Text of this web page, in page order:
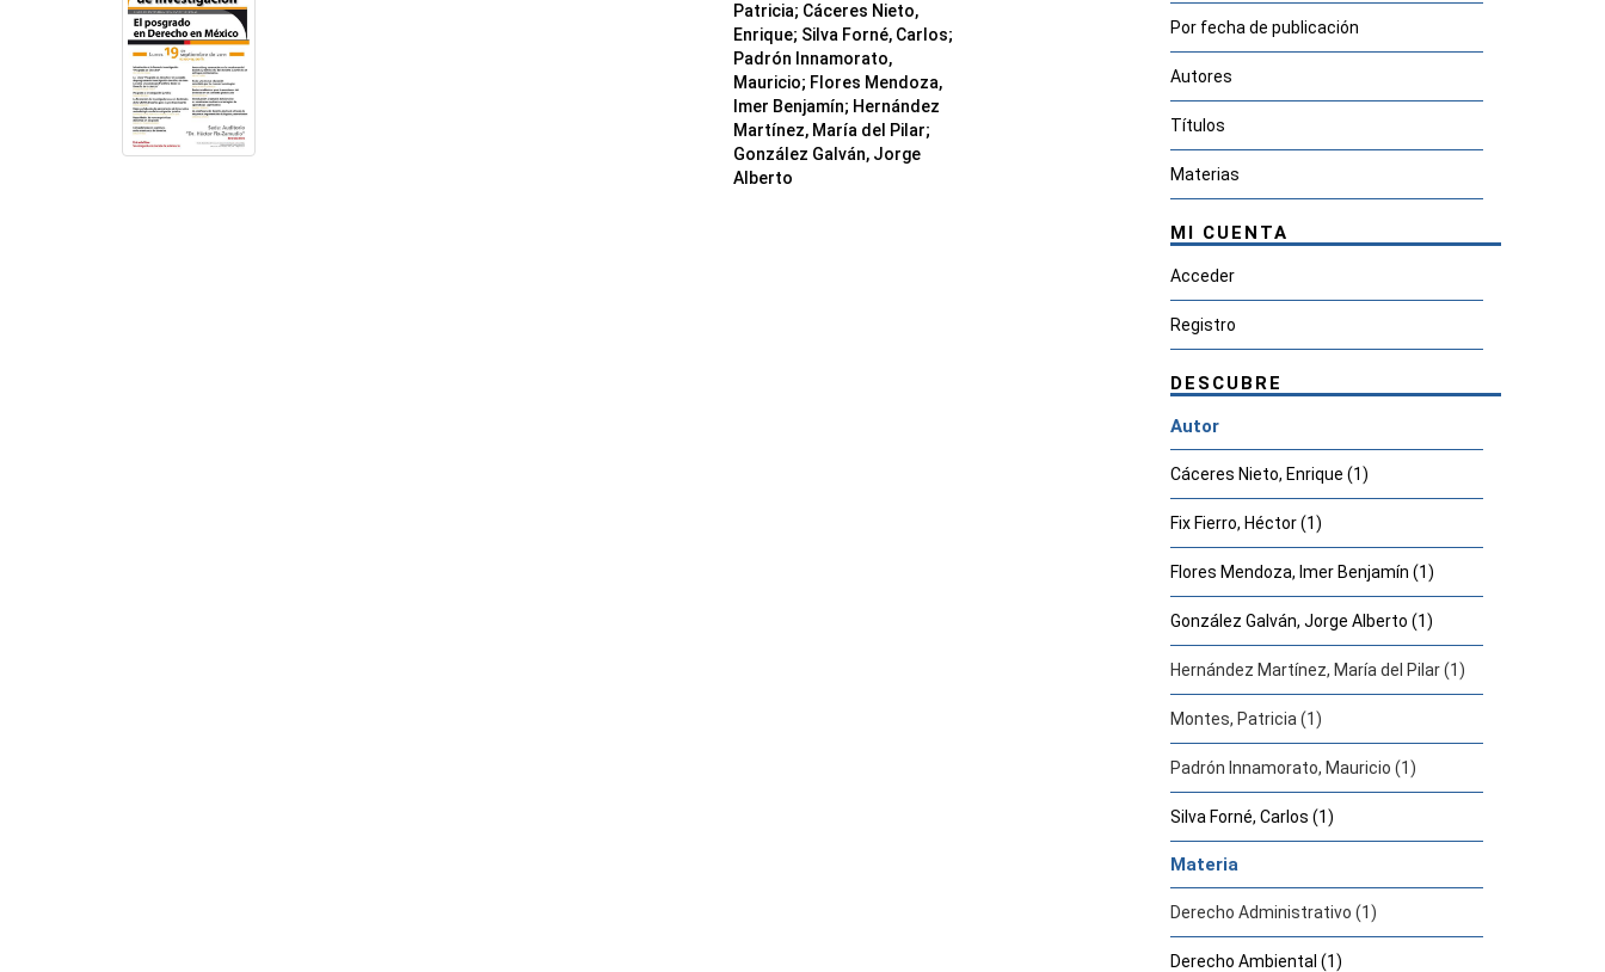
Patricia; Cáceres Nieto,
Enrique; Silva Forné, Carlos;
Padrón Innamorato,
Mauricio; Flores Mendoza,
Imer Benjamín; Hernández
Martínez, María del Pilar;
González Galván, Jorge
Alberto
Por fecha de publicación
Autores
Títulos
Materias
MI CUENTA
Acceder
Registro
DESCUBRE
Autor
Cáceres Nieto, Enrique (1)
Fix Fierro, Héctor (1)
Flores Mendoza, Imer Benjamín (1)
González Galván, Jorge Alberto (1)
Hernández Martínez, María del Pilar (1)
Montes, Patricia (1)
Padrón Innamorato, Mauricio (1)
Silva Forné, Carlos (1)
Materia
Derecho Administrativo (1)
Derecho Ambiental (1)